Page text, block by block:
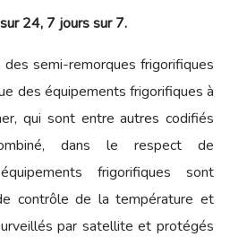
24, 7 jours sur 7.
semi-remorques frigorifiques
des équipements frigorifiques à
qui sont entre autres codifiés
dans le respect de
frigorifiques sont
contrôle de la température et
par satellite et protégés